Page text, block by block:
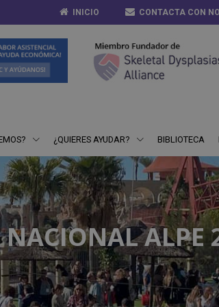
INICIO CONTACTA CON
¿QUIERES AYUDAR? BIBLIOTECA
NACIONAL ALPE